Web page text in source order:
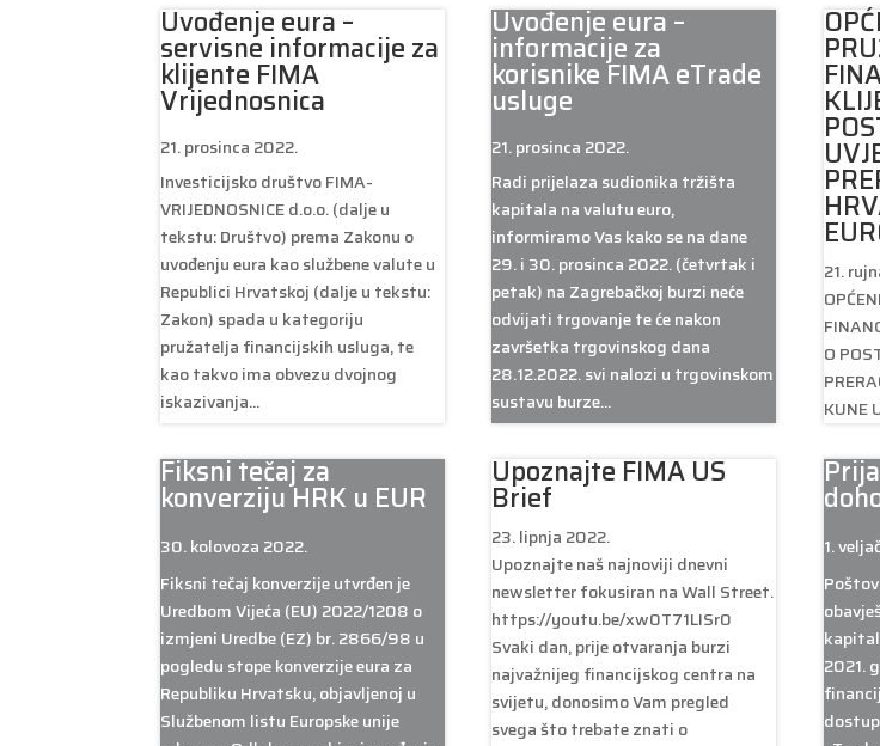
Uvođenje eura –
servisne informacije za
klijente FIMA
Vrijednosnica
21. prosinca 2022.
Investicijsko društvo FIMA-
VRIJEDNOSNICE d.o.o. (dalje u
tekstu: Društvo) prema Zakonu o
uvođenju eura kao službene valute u
Republici Hrvatskoj (dalje u tekstu:
Zakon) spada u kategoriju
pružatelja financijskih usluga, te
kao takvo ima obvezu dvojnog
iskazivanja...
Uvođenje eura –
informacije za
korisnike FIMA eTrade
usluge
21. prosinca 2022.
Radi prijelaza sudionika tržišta
kapitala na valutu euro,
informiramo Vas kako se na dane
29. i 30. prosinca 2022. (četvrtak i
petak) na Zagrebačkoj burzi neće
odvijati trgovanje te će nakon
završetka trgovinskog dana
28.12.2022. svi nalozi u trgovinskom
sustavu burze...
21.
O
KUNE
Fiksni tečaj za
konverziju HRK u EUR
30. kolovoza 2022.
Fiksni tečaj konverzije utvrđen je
Uredbom Vijeća (EU) 2022/1208 o
izmjeni Uredbe (EZ) br. 2866/98 u
pogledu stope konverzije eura za
Republiku Hrvatsku, objavljenoj u
Službenom listu Europske unije
Upoznajte FIMA US
Brief
23. lipnja 2022.
Upoznajte naš najnoviji dnevni
newsletter fokusiran na Wall Street.
https://youtu.be/xw0T71LISr0
Svaki dan, prije otvaranja burzi
najvažnijeg financijskog centra na
svijetu, donosimo Vam pregled
svega što trebate znati o
1.
2021.